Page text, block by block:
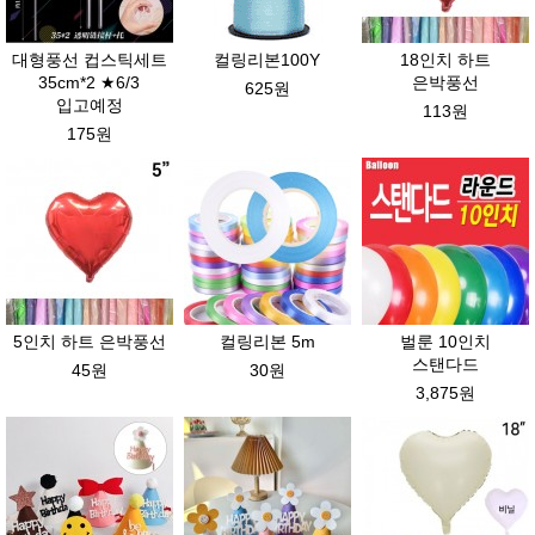
대형풍선 컵스틱세트
35cm*2 ★6/3
입고예정
175원
컬링리본100Y
625원
18인치 하트
은박풍선
113원
5인치 하트 은박풍선
45원
컬링리본 5m
30원
벌룬 10인치
스탠다드
3,875원